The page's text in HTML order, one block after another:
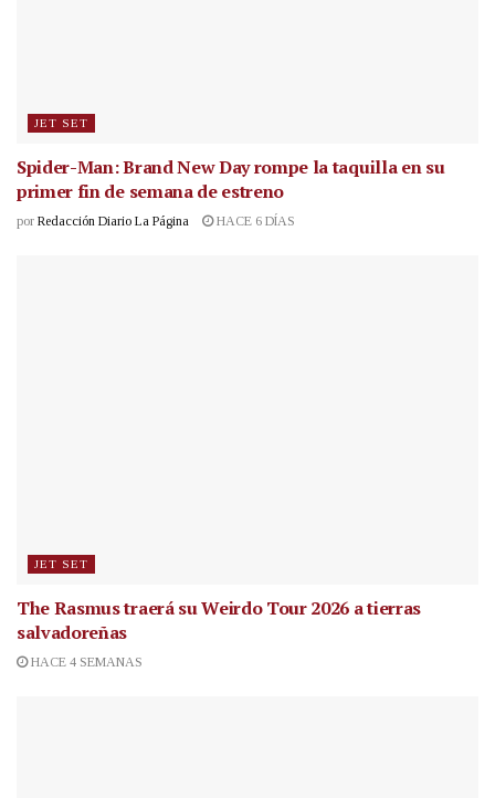
JET SET
Spider-Man: Brand New Day rompe la taquilla en su
primer fin de semana de estreno
por Redacción Diario La Página HACE 6 DÍAS
JET SET
The Rasmus traerá su Weirdo Tour 2026 a tierras
salvadoreñas
HACE 4 SEMANAS